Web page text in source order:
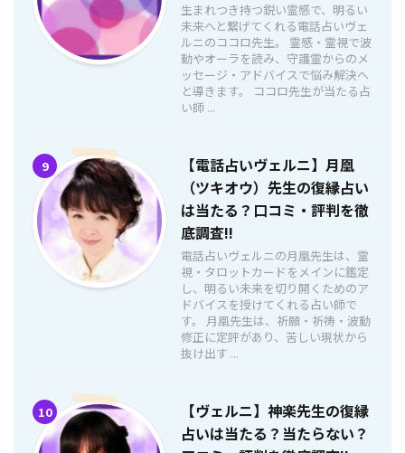
生まれつき持つ鋭い霊感で、明るい
未来へと繋げてくれる電話占いヴェ
ルニのココロ先生。 霊感・霊視で波
動やオーラを読み、守護霊からのメ
ッセージ・アドバイスで悩み解決へ
と導きます。 ココロ先生が当たる占
い師 ...
9
【電話占いヴェルニ】月凰
（ツキオウ）先生の復縁占い
は当たる？口コミ・評判を徹
底調査!!
電話占いヴェルニの月凰先生は、霊
視・タロットカードをメインに鑑定
し、明るい未来を切り開くためのア
ドバイスを授けてくれる占い師で
す。 月凰先生は、祈願・祈祷・波動
修正に定評があり、苦しい現状から
抜け出す ...
10
【ヴェルニ】神楽先生の復縁
占いは当たる？当たらない？